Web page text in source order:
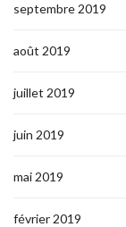
septembre 2019
août 2019
juillet 2019
juin 2019
mai 2019
février 2019